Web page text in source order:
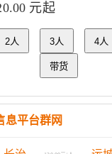
元起
2人 3人 4人
带货
息平台群网